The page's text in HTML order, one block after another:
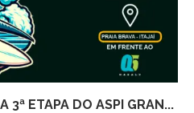
3ª ETAPA DO ASPI GRAN...